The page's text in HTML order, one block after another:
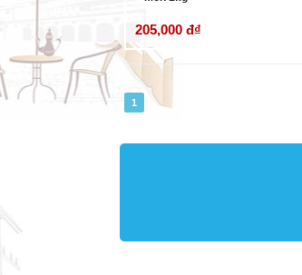
205,000 đ₫
1